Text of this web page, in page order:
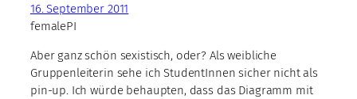
16. September 2011
femalePI
Aber ganz schön sexistisch, oder? Als weibliche
Gruppenleiterin sehe ich StudentInnen sicher nicht als
pin-up. Ich würde behaupten, dass das Diagramm mit